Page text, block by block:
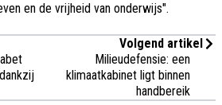
en de vrijheid van onderwijs".
Volgend artikel
Milieudefensie: een
klimaatkabinet ligt binnen
handbereik